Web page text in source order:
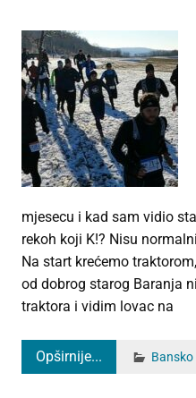
mjesecu i kad sam vidio
rekoh koji K!? Nisu
Na start krećemo
od dobrog starog Baranja
traktora i vidim lovac na
Opširnije...